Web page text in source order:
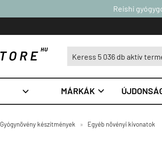
Reishi
 MÁRKÁK 
Gyógynövény készítmények » Egyéb növényi kivonatok